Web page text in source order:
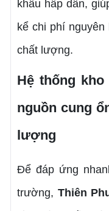
khấu hấp dẫn,
kể chi phí
chất lượng.
Hệ thống
nguồn cung
lượng
Để đáp ứng
trường, Thiên